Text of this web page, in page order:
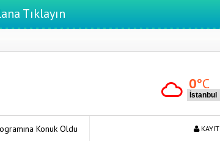
Tıklayın
0°C
Dijitalleşme Ebelik Hizmetlerini Dönüştürüyor